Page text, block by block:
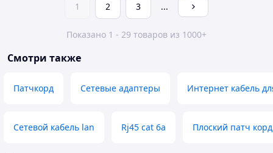
1 2 3 ...
Показано 1 - 29 товаров из 1000+
Смотри также
Патчкорд Сетевые адаптеры Интернет кабель
Сетевой кабель lan Rj45 cat 6a Плоский патч